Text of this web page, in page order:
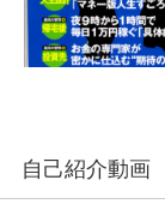
自己紹介動画